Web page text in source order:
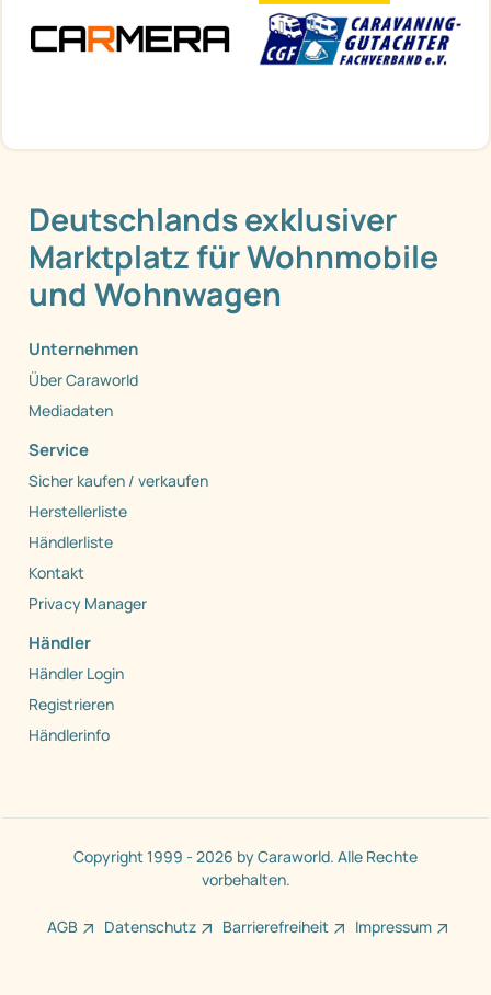
Deutschlands exklusiver
Marktplatz für Wohnmobile
und Wohnwagen
Unternehmen
Über Caraworld
Mediadaten
Service
Sicher kaufen / verkaufen
Herstellerliste
Händlerliste
Kontakt
Privacy Manager
Händler
Händler Login
Registrieren
Händlerinfo
Copyright 1999 - 2026 by Caraworld. Alle Rechte
vorbehalten.
AGB Datenschutz Barrierefreiheit Impressum